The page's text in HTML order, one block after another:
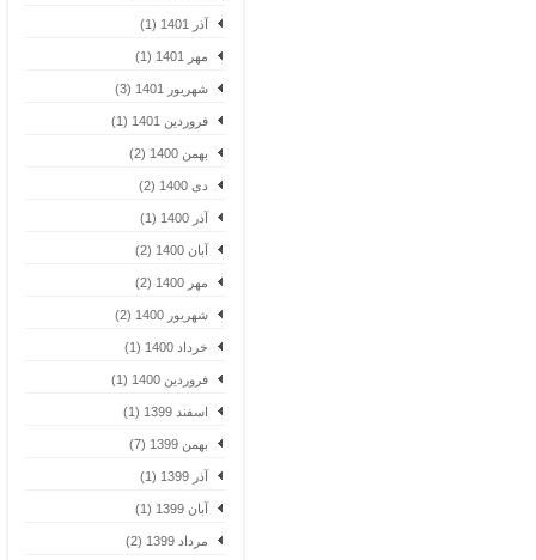
آذر 1401 (1)
مهر 1401 (1)
شهریور 1401 (3)
فروردین 1401 (1)
بهمن 1400 (2)
دی 1400 (2)
آذر 1400 (1)
آبان 1400 (2)
مهر 1400 (2)
شهریور 1400 (2)
خرداد 1400 (1)
فروردین 1400 (1)
اسفند 1399 (1)
بهمن 1399 (7)
آذر 1399 (1)
آبان 1399 (1)
مرداد 1399 (2)